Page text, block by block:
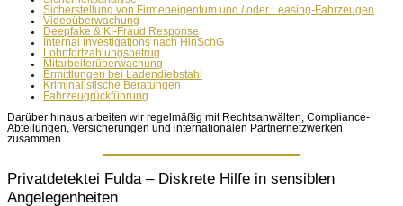
Sicherstellung von Firmeneigentum und / oder Leasing-Fahrzeugen
Videoüberwachung
Deepfake & KI-Fraud Response
Internal Investigations nach HinSchG
Lohnfortzahlungsbetrug
Mitarbeiterüberwachung
Ermittlungen bei Ladendiebstahl
Kriminalistische Beratungen
Fahrzeugrückführung
Darüber hinaus arbeiten wir regelmäßig mit Rechtsanwälten, Compliance-
Abteilungen, Versicherungen und internationalen Partnernetzwerken
zusammen.
Privatdetektei Fulda – Diskrete Hilfe in sensiblen
Angelegenheiten